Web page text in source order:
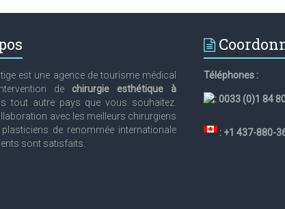
est une agence de tourisme médical
de chirurgie esthétique à
tout autre pays que vous souhaitez.
avec les meilleurs chirurgiens
de renommée internationale
sont satisfaits.
Téléphones :
:0033 (0)1 84
: +1 437-880-